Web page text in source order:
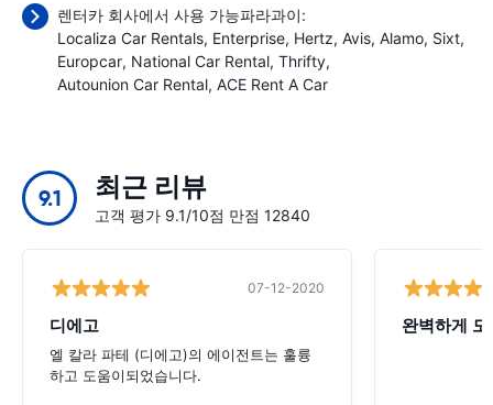
렌터카 회사에서 사용 가능파라과이:
Localiza Car Rentals Enterprise Hertz Avis Alamo Sixt
Europcar National Car Rental Thrifty
Autounion Car Rental ACE Rent A Car
9.1 최근 리뷰
고객 평가 9.1/10점 만점 12840
07-12-2020
디에고
엘 칼라 파테 (디에고)의 에이전트는 훌륭
하고 도움이되었습니다.
완벽하게 모